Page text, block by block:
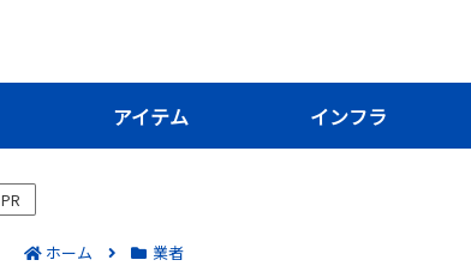
アイテム インフラ
PR
ホーム 業者